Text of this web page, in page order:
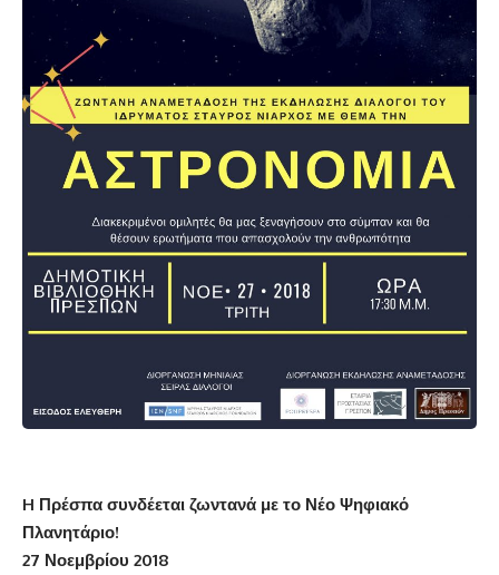
H Πρέσπα συνδέεται ζωντανά με το Νέο Ψηφιακό
Πλανητάριο!
27 Νοεμβρίου 2018